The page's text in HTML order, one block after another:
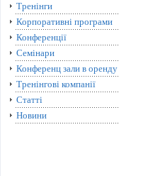
Тренінги
Корпоративні програми
Конференції
Семінари
Конференц зали в оренду
Тренінгові компанії
Статті
Новини